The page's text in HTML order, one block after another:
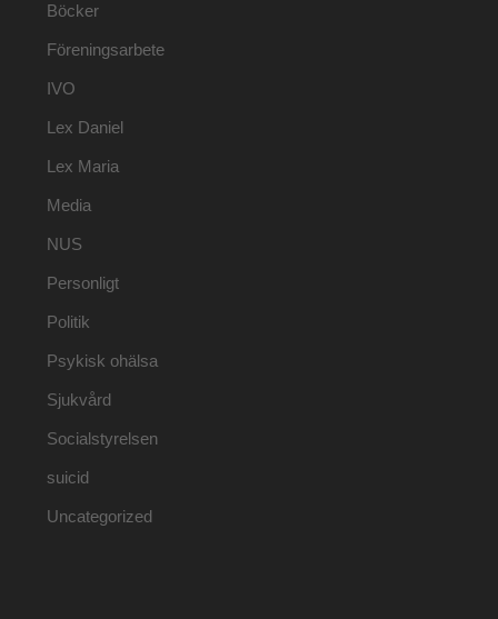
Böcker
Föreningsarbete
IVO
Lex Daniel
Lex Maria
Media
NUS
Personligt
Politik
Psykisk ohälsa
Sjukvård
Socialstyrelsen
suicid
Uncategorized